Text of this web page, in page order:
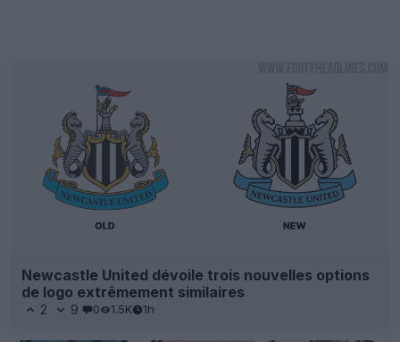
Newcastle United dévoile trois nouvelles options
de logo extrêmement similaires
2 9 0 1.5K 1h